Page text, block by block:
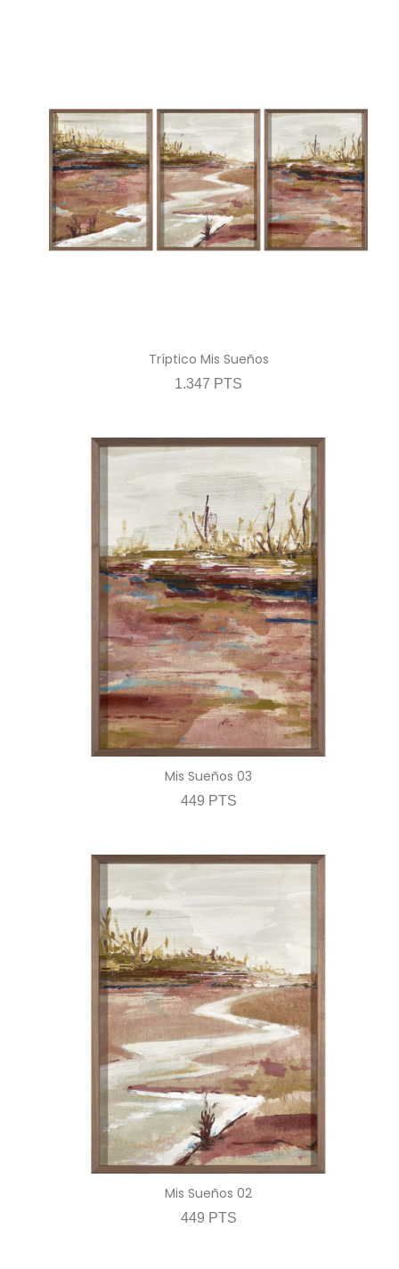
Tríptico Mis Sueños
1.347 PTS
Mis Sueños 03
449 PTS
Mis Sueños 02
449 PTS